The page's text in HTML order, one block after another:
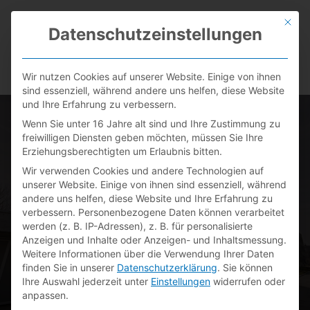
Projekt
Wohnanlage
Sheridan Park &
Junia GbR
Mit
Datenschutzeinstellungen
Wir nutzen Cookies auf unserer Website. Einige von ihnen
sind essenziell, während andere uns helfen, diese Website
und Ihre Erfahrung zu verbessern.
Wenn Sie unter 16 Jahre alt sind und Ihre Zustimmung zu
freiwilligen Diensten geben möchten, müssen Sie Ihre
Erziehungsberechtigten um Erlaubnis bitten.
Wir verwenden Cookies und andere Technologien auf
unserer Website. Einige von ihnen sind essenziell, während
andere uns helfen, diese Website und Ihre Erfahrung zu
verbessern. Personenbezogene Daten können verarbeitet
werden (z. B. IP-Adressen), z. B. für personalisierte
Anzeigen und Inhalte oder Anzeigen- und Inhaltsmessung.
Weitere Informationen über die Verwendung Ihrer Daten
finden Sie in unserer Datenschutzerklärung. Sie können
Ihre Auswahl jederzeit unter Einstellungen widerrufen oder
anpassen.